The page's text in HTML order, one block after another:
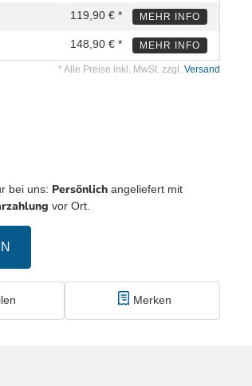
119,90 € * MEHR INFO
148,90 € * MEHR INFO
* Alle Preise inkl. MwSt. zzgl. Versand
bei uns: Persönlich angeliefert mit
vor Ort.
Merken